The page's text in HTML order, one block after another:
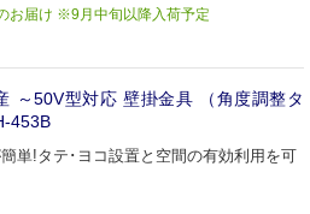
お届け ※9月中旬以降入荷予定
～50V型対応 壁掛金具 （角度調整タ
453B
単!タテ･ヨコ設置と空間の有効利用を可